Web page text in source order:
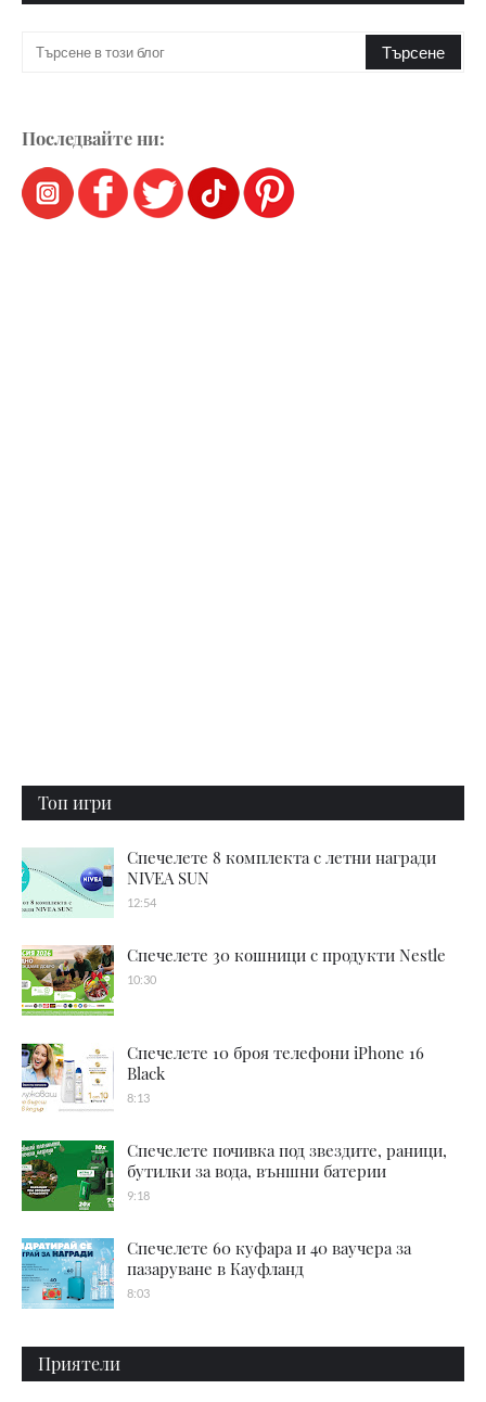
Последвайте ни:
Топ игри
Спечелете 8 комплекта с летни награди
NIVEA SUN
12:54
Спечелете 30 кошници с продукти Nestle
10:30
Спечелете 10 броя телефони iPhone 16
Black
8:13
Спечелете почивка под звездите, раници,
бутилки за вода, външни батерии
9:18
Спечелете 60 куфара и 40 ваучера за
пазаруване в Кауфланд
8:03
Приятели